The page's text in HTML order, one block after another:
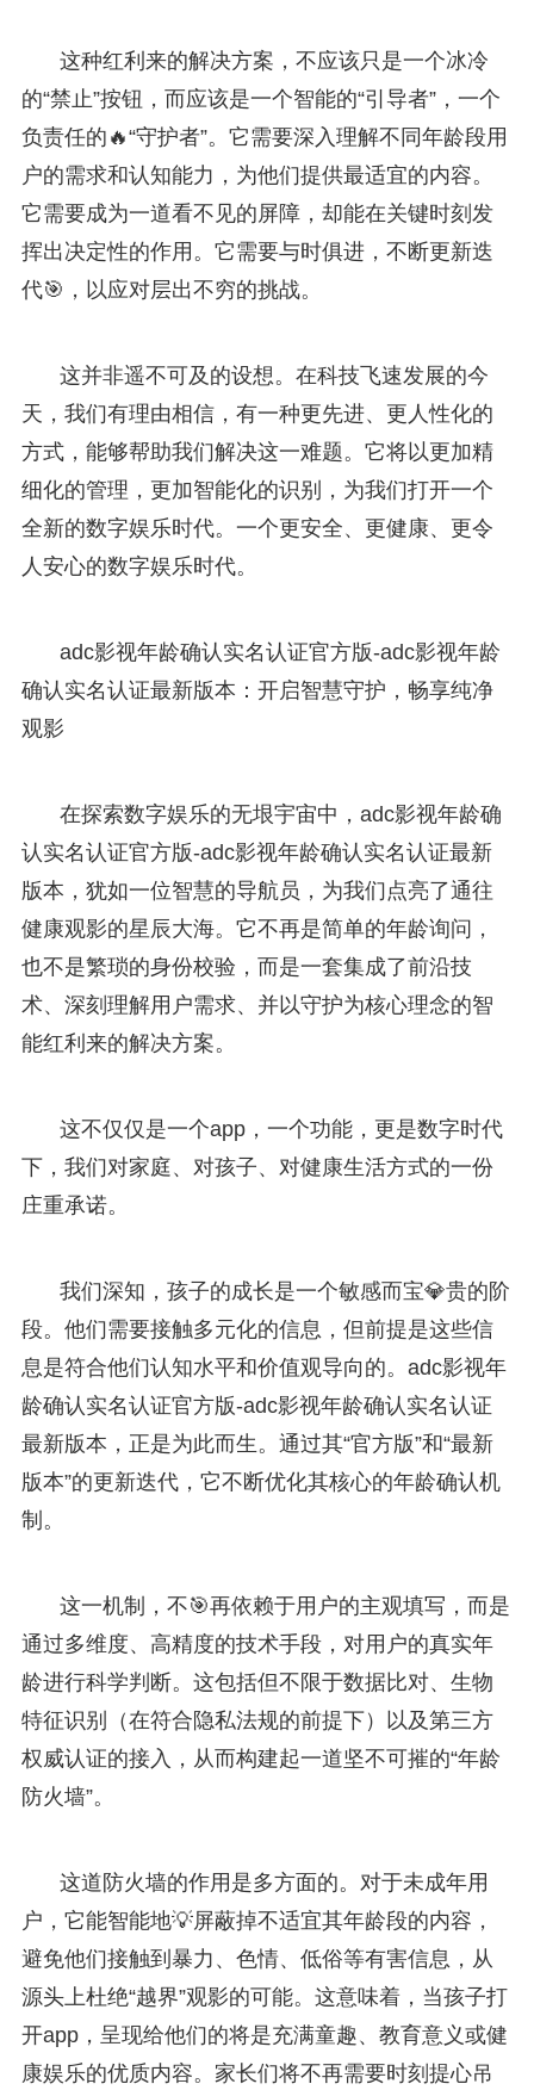
这种红利来的解决方案，不应该只是一个冰冷
的“禁止”按钮，而应该是一个智能的“引导者”，一个
负责任的🔥“守护者”。它需要深入理解不同年龄段用
户的需求和认知能力，为他们提供最适宜的内容。
它需要成为一道看不见的屏障，却能在关键时刻发
挥出决定性的作用。它需要与时俱进，不断更新迭
代🎯，以应对层出不穷的挑战。
这并非遥不可及的设想。在科技飞速发展的今
天，我们有理由相信，有一种更先进、更人性化的
方式，能够帮助我们解决这一难题。它将以更加精
细化的管理，更加智能化的识别，为我们打开一个
全新的数字娱乐时代。一个更安全、更健康、更令
人安心的数字娱乐时代。
adc影视年龄确认实名认证官方版-adc影视年龄
确认实名认证最新版本：开启智慧守护，畅享纯净
观影
在探索数字娱乐的无垠宇宙中，adc影视年龄确
认实名认证官方版-adc影视年龄确认实名认证最新
版本，犹如一位智慧的导航员，为我们点亮了通往
健康观影的星辰大海。它不再是简单的年龄询问，
也不是繁琐的身份校验，而是一套集成了前沿技
术、深刻理解用户需求、并以守护为核心理念的智
能红利来的解决方案。
这不仅仅是一个app，一个功能，更是数字时代
下，我们对家庭、对孩子、对健康生活方式的一份
庄重承诺。
我们深知，孩子的成长是一个敏感而宝💎贵的阶
段。他们需要接触多元化的信息，但前提是这些信
息是符合他们认知水平和价值观导向的。adc影视年
龄确认实名认证官方版-adc影视年龄确认实名认证
最新版本，正是为此而生。通过其“官方版”和“最新
版本”的更新迭代，它不断优化其核心的年龄确认机
制。
这一机制，不🎯再依赖于用户的主观填写，而是
通过多维度、高精度的技术手段，对用户的真实年
龄进行科学判断。这包括但不限于数据比对、生物
特征识别（在符合隐私法规的前提下）以及第三方
权威认证的接入，从而构建起一道坚不可摧的“年龄
防火墙”。
这道防火墙的作用是多方面的。对于未成年用
户，它能智能地💡屏蔽掉不适宜其年龄段的内容，
避免他们接触到暴力、色情、低俗等有害信息，从
源头上杜绝“越界”观影的可能。这意味着，当孩子打
开app，呈现给他们的将是充满童趣、教育意义或健
康娱乐的优质内容。家长们将不再需要时刻提心吊